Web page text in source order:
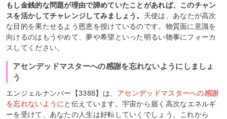
もし金銭的な問題が理由で諦めていたことがあれば、このチャン
スを活かしてチャレンジしてみましょう。 天使は、あなたが高次
な目的を果たせるよう恩恵を授けているのです。物質面に意識を
向けるのはもうやめて、夢や希望といった明るい物事にフォーカ
スしてください。
アセンデッドマスターへの感謝を忘れないようにしましょ
う
エンジェルナンバー【3388】は、 アセンデッドマスターへの感謝
を忘れないようにと伝えています。宇宙から届く高次なエネルギ
ーを受けて、あなたの人生は好転していくでしょう。これから